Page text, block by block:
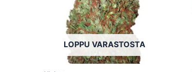
LOPPU VARASTOSTA